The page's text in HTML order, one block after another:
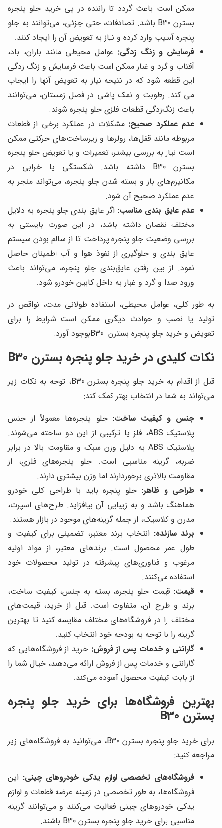
ممکن است باعث گردد تا راننده در پی خرید جلو پنجره
بسترن B30 باشد. تصادفات، حتی جزئی، می‌توانند به جلو
پنجره آسیب وارد کرده و نیاز به تعویض آن را ایجاد کنند.
فرسایش و زنگ زدگی: عوامل محیطی مانند باران، باد،
آفتاب و گرد و غبار ممکن است باعث فرسایش و زنگ زدگی
این قطعه شود که در نتیحه نیاز به تعویض آنها را ایجاب
می ‌کند. رطوبت و نمک پاشی در فصل زمستان، می‌توانند
باعث زنگ‌زدگی قطعات فلزی جلو پنجره شوند.
عدم عملکرد صحیح: مشکلات در عملکرد برخی از قطعات
مربوطه مانند قفل‌ها، رولرها و زیرساخت‌های حرکتی ممکن
است نیاز به بررسی بیشتر، تعمیرات و یا تعویض جلو پنجره
بسترن B30 داشته باشد. شکستگی یا خرابی در
مکانیزم‌های باز و بسته شدن جلو پنجره، می‌تواند منجر به
عدم عملکرد صحیح آن شود.
عدم عایق ‌بندی مناسب: اگر عایق‌ بندی جلو پنجره به دلایل
مختلف نقصان داشته باشد، در این صورت بایستی به
بررسی وضعیت جلو پنجره پرداخت تا از سالم بودن سیستم
عایق‌ بندی و جلوگیری از نفوذ هوا و آب اطمینان حاصل
نمود. از بین رفتن عایق‌بندی جلو پنجره، می‌تواند باعث
ورود صدا و گرد و غبار به داخل کابین خودرو شود.
به طور کلی، عوامل محیطی، استفاده طولانی مدت، نواقص در
تولید یا نصب و حوادث دیگری ممکن است شرایط را برای
تعویض و خرید جلو پنجره‌ بسترن B30بوجود آورد.
نکات کلیدی در خرید جلو پنجره بسترن B30
قبل از اقدام به خرید جلو پنجره بسترن B30، توجه به نکات زیر
می‌تواند به شما در انتخاب بهتر کمک کند:
جنس و کیفیت ساخت: جلو پنجره‌ها معمولاً از جنس
پلاستیک ABS، فلز یا ترکیبی از این دو ساخته می‌شوند.
پلاستیک ABS به دلیل وزن سبک و مقاومت بالا در برابر
ضربه، گزینه مناسبی است. جلو پنجره‌های فلزی، از
مقاومت بالاتری برخوردارند اما وزن بیشتری دارند.
طراحی و ظاهر: جلو پنجره باید با طراحی کلی خودرو
هماهنگ باشد و به زیبایی آن بیافزاید. طرح‌های اسپرت،
مدرن و کلاسیک، از جمله گزینه‌های موجود در بازار هستند.
برند سازنده: انتخاب برند معتبر، تضمینی برای کیفیت و
طول عمر محصول است. برندهای معتبر، از مواد اولیه
مرغوب و فناوری‌های پیشرفته در تولید محصولات خود
استفاده می‌کنند.
قیمت: قیمت جلو پنجره، بسته به جنس، کیفیت ساخت،
برند و طرح آن، متفاوت است. قبل از خرید، قیمت‌های
مختلف را در فروشگاه‌های مختلف مقایسه کنید تا بهترین
گزینه را با توجه به بودجه خود انتخاب کنید.
گارانتی و خدمات پس از فروش: خرید از فروشگاه‌هایی که
گارانتی و خدمات پس از فروش ارائه می‌دهند، خیال شما را
از بابت کیفیت محصول آسوده می‌کند.
بهترین فروشگاه‌ها برای خرید جلو پنجره
بسترن B30
برای خرید جلو پنجره بسترن B30، می‌توانید به فروشگاه‌های زیر
مراجعه کنید:
فروشگاه‌های تخصصی لوازم یدکی خودروهای چینی: این
فروشگاه‌ها، به طور تخصصی در زمینه عرضه قطعات و لوازم
یدکی خودروهای چینی فعالیت می‌کنند و می‌توانند گزینه
مناسبی برای خرید جلو پنجره بسترن B30 باشند.